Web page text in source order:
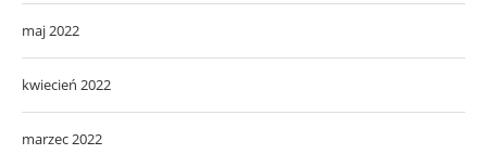
maj 2022
kwiecień 2022
marzec 2022